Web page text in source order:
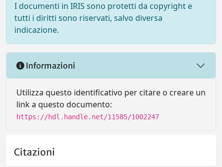
I documenti in IRIS sono protetti da copyright e
tutti i diritti sono riservati, salvo diversa
indicazione.
Informazioni
Utilizza questo identificativo per citare o creare un
link a questo documento:
https://hdl.handle.net/11585/1002247
Citazioni